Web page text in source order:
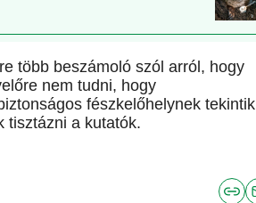
több beszámoló szól arról, hogy
nem tudni, hogy
fészkelőhelynek tekintik
tisztázni a kutatók.